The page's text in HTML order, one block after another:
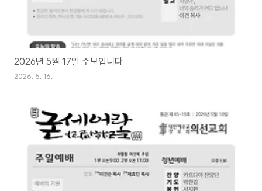
2026년 5월 17일 주보입니다
2026. 5. 16.